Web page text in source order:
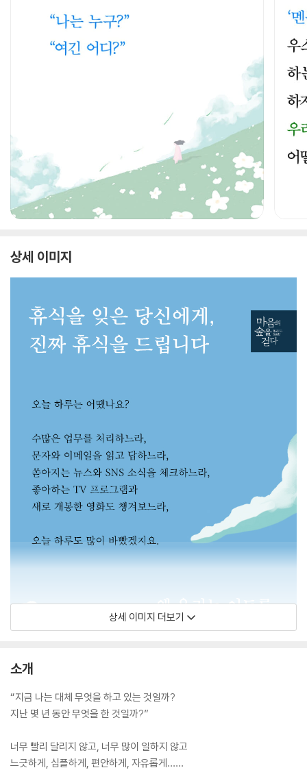
상세 이미지
상세 이미지 더보기
소개
“지금 나는 대체 무엇을 하고 있는 것일까?
지난 몇 년 동안 무엇을 한 것일까?”
너무 빨리 달리지 않고, 너무 많이 일하지 않고
느긋하게, 심플하게, 편안하게, 자유롭게……